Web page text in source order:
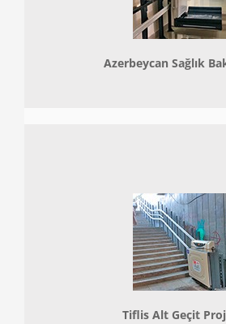
Azerbeycan Sağlık
Tiflis Alt Geçit